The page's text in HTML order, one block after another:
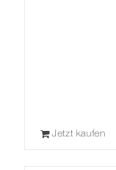
Jetzt kaufen